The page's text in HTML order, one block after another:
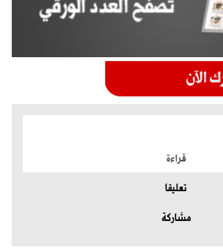
قراءة
تعليقا
مشاركة